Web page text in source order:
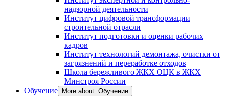
надзорной деятельности
Институт цифровой трансформации
строительной отрасли
Институт подготовки и оценки рабочих
кадров
Институт технологий демонтажа, очистки от
загрязнений и переработке отходов
Школа бережливого ЖКХ ОЦК в ЖКХ
Минстроя России
Обучение
More about: Обучение